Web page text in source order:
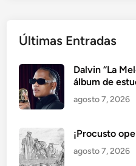
Últimas Entradas
Dalvin “La
álbum de
agosto 7, 2026
¡Procusto
agosto 7, 2026